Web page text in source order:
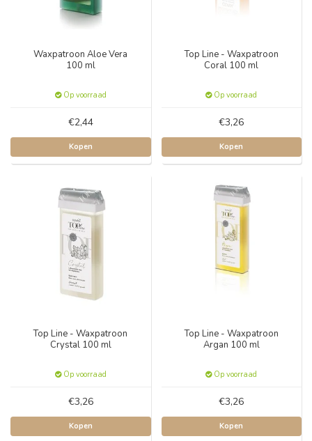
Waxpatroon Aloe Vera
100 ml
Op voorraad
€2,44
Kopen
Top Line - Waxpatroon
Coral 100 ml
Op voorraad
€3,26
Kopen
Top Line - Waxpatroon
Crystal 100 ml
Op voorraad
€3,26
Kopen
Top Line - Waxpatroon
Argan 100 ml
Op voorraad
€3,26
Kopen